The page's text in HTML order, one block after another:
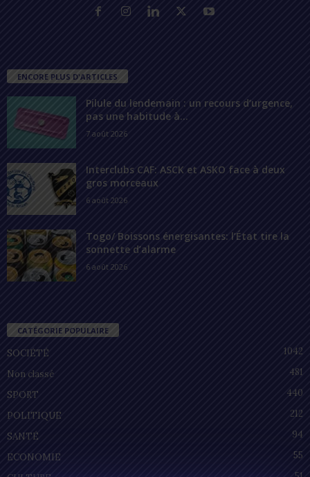
ENCORE PLUS D'ARTICLES
Pilule du lendemain : un recours d’urgence,
pas une habitude à...
7 août 2026
Interclubs CAF: ASCK et ASKO face à deux
gros morceaux
6 août 2026
Togo/ Boissons énergisantes: l’État tire la
sonnette d’alarme
6 août 2026
CATÉGORIE POPULAIRE
SOCIÉTÉ
1042
Non classé
481
SPORT
440
POLITIQUE
212
SANTÉ
94
ECONOMIE
55